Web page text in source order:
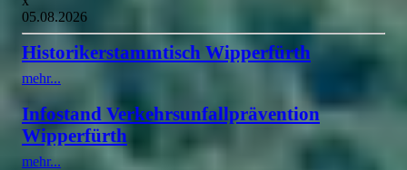
05.08.2026
Historikerstammtisch Wipperfürth
mehr...
Infostand Verkehrsunfallprävention
Wipperfürth
mehr...